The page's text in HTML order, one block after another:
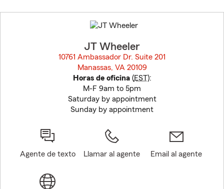
to
before
JT Wheeler
10761 Ambassador Dr. Suite 201
Manassas, VA 20109
Horas de oficina(EST):
M-F 9am to 5pm
Saturday by appointment
Sunday by appointment
Agente de texto Llamar al agente Email al agente